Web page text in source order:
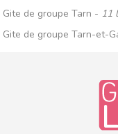
Gite de groupe Tarn - 11
Gite de groupe Tarn-et-